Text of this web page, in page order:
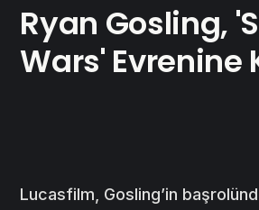
Ryan Gosling,
Wars' Evrenine
Lucasfilm, Gosling’in